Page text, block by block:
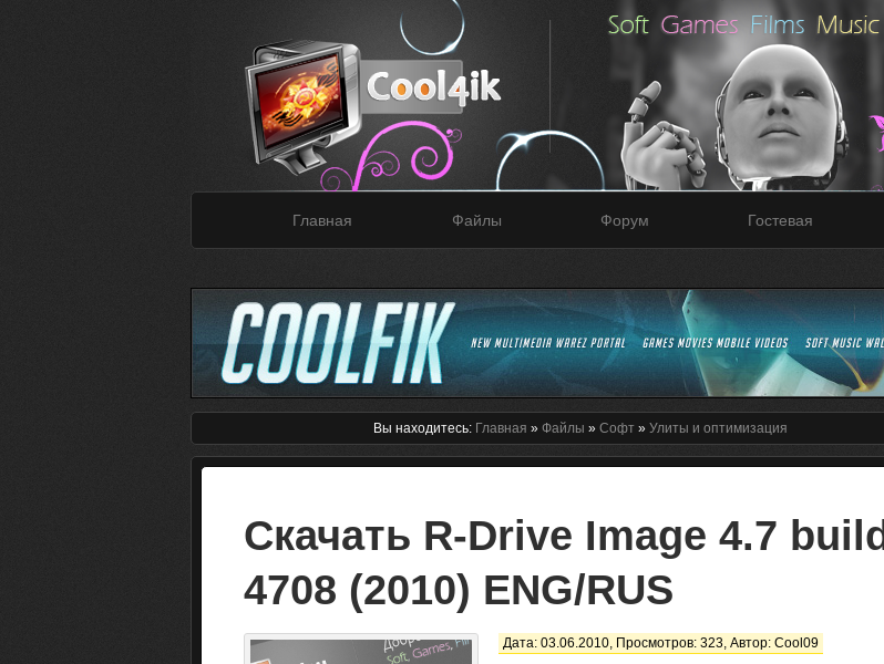
Главная Файлы Форум Гостевая
Вы находитесь: Главная » Файлы » Софт» Улиты и оптимизация
Скачать R-Drive Image 4.7 build
4708 (2010) ENG/RUS
Дата: 03.06.2010, Просмотров: 323, Автор: Cool09